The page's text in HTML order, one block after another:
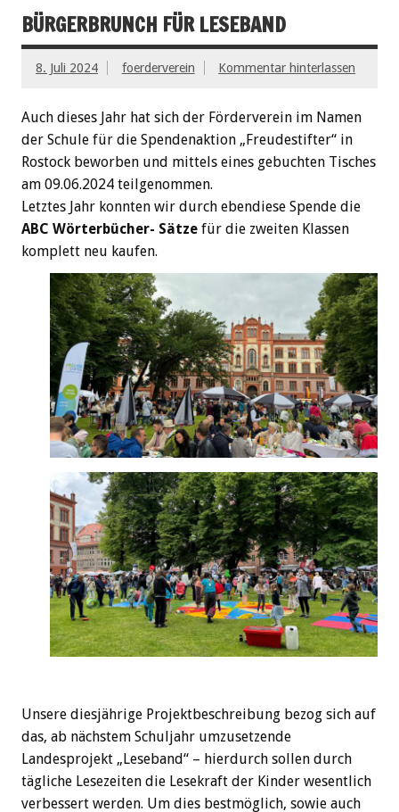
BÜRGERBRUNCH FÜR LESEBAND
8. Juli 2024 foerderverein Kommentar hinterlassen
Auch dieses Jahr hat sich der Förderverein im Namen
der Schule für die Spendenaktion „Freudestifter“ in
Rostock beworben und mittels eines gebuchten Tisches
am 09.06.2024 teilgenommen.
Letztes Jahr konnten wir durch ebendiese Spende die
ABC Wörterbücher- Sätze für die zweiten Klassen
komplett neu kaufen.
Unsere diesjährige Projektbeschreibung bezog sich auf
das, ab nächstem Schuljahr umzusetzende
Landesprojekt „Leseband“ – hierdurch sollen durch
tägliche Lesezeiten die Lesekraft der Kinder wesentlich
verbessert werden. Um dies bestmöglich, sowie auch